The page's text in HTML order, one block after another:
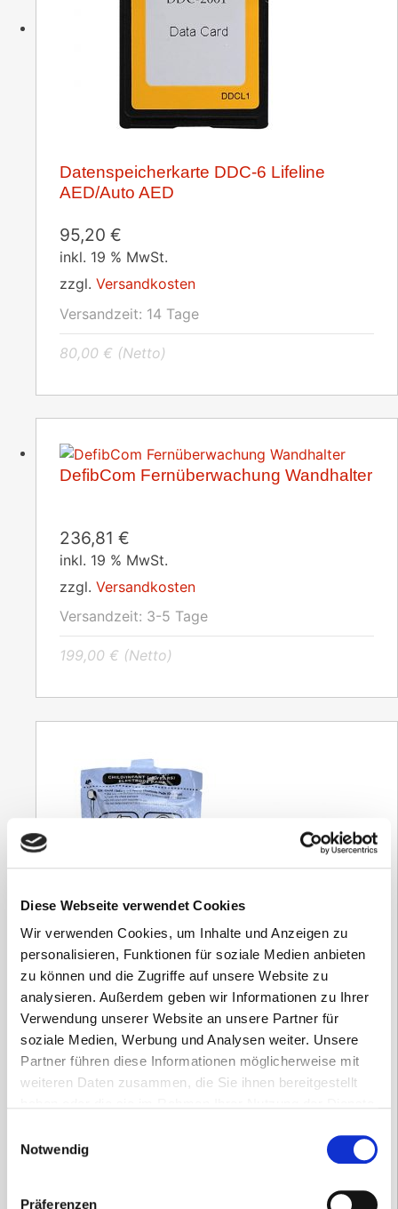
Diese Webseite verwendet Cookies
Wir verwenden Cookies, um Inhalte und Anzeigen zu
personalisieren, Funktionen für soziale Medien anbieten
zu können und die Zugriffe auf unsere Website zu
analysieren. Außerdem geben wir Informationen zu Ihrer
Verwendung unserer Website an unsere Partner für
soziale Medien, Werbung und Analysen weiter. Unsere
Partner führen diese Informationen möglicherweise mit
weiteren Daten zusammen, die Sie ihnen bereitgestellt
Notwendig
Präferenzen
Datenspeicherkarte DDC-6 Lifeline
AED/Auto AED
95,20 €
inkl. 19 % MwSt.
zzgl. Versandkosten
Versandzeit: 14 Tage
80,00 € (Netto)
DefibCom Fernüberwachung Wandhalter
236,81 €
inkl. 19 % MwSt.
zzgl. Versandkosten
Versandzeit: 3-5 Tage
199,00 € (Netto)
Defi-Elektroden Lifeline AED/ AUTO AED
136,85 €
Versandzeit:
115,00